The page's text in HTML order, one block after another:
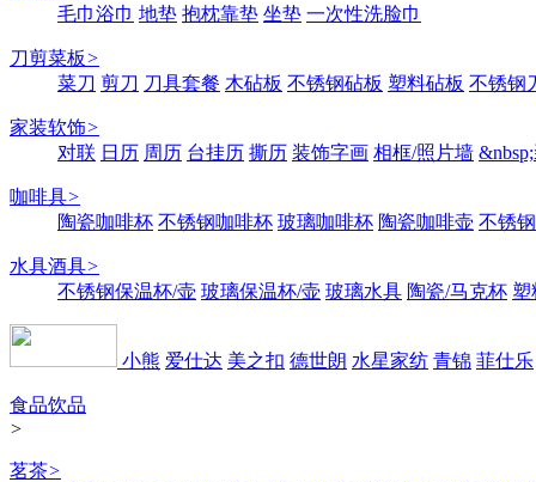
毛巾浴巾 地垫 抱枕靠垫 坐垫 一次性洗脸巾
刀剪菜板>
菜刀 剪刀 刀具套餐 木砧板 不锈钢砧板 塑料砧板 不锈钢
家装软饰>
对联 日历 周历 台挂历 撕历 装饰字画 相框/照片墙
咖啡具>
陶瓷咖啡杯 不锈钢咖啡杯 玻璃咖啡杯 陶瓷咖啡壶 不锈
水具酒具>
不锈钢保温杯/壶 玻璃保温杯/壶 玻璃水具 陶瓷/马克杯 塑
小熊 爱仕达 美之扣 德世朗 水星家纺 青锦 菲仕乐
食品饮品
>
茗茶>